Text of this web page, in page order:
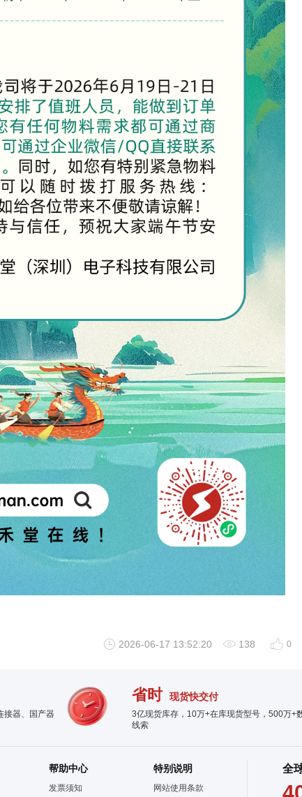
2026-06-17 13:52:20 138 0
接器、国产器
省时 现货快交付
3亿现货库存，10万+在库现货型号，500万+
线索
帮助中心
发票须知
特别说明
网站使用条款
全